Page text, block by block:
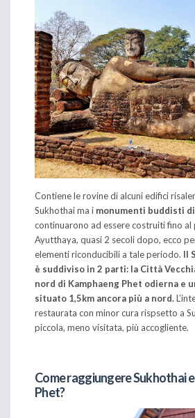
Contiene le rovine di alcuni edifici
Sukhothai ma i monumenti buddisti
continuarono ad essere costruiti fino
Ayutthaya, quasi 2 secoli dopo, ecco
elementi riconducibili a tale periodo. Il
è suddiviso in 2 parti: la Città
nord di Kamphaeng Phet odierna e
situato 1,5km ancora più a nord.
restaurata con minor cura rispsetto a
piccola, meno visitata, più accogliente.
Come raggiungere Sukhothai
Phet?